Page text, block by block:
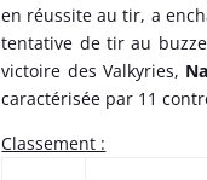
en réussite au tir, a
tentative de tir au
victoire des Valkyries,
caractérisée par 11
Classement :